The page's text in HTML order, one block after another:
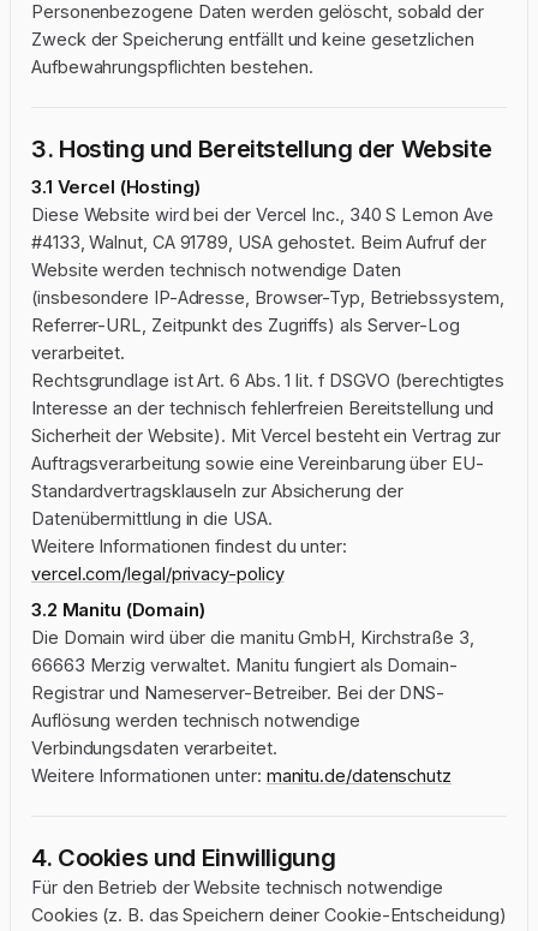
Personenbezogene Daten werden gelöscht, sobald der
Zweck der Speicherung entfällt und keine gesetzlichen
Aufbewahrungspflichten bestehen.
3. Hosting und Bereitstellung der Website
3.1 Vercel (Hosting)
Diese Website wird bei der Vercel Inc., 340 S Lemon Ave
#4133, Walnut, CA 91789, USA gehostet. Beim Aufruf der
Website werden technisch notwendige Daten
(insbesondere IP-Adresse, Browser-Typ, Betriebssystem,
Referrer-URL, Zeitpunkt des Zugriffs) als Server-Log
verarbeitet.
Rechtsgrundlage ist Art. 6 Abs. 1 lit. f DSGVO (berechtigtes
Interesse an der technisch fehlerfreien Bereitstellung und
Sicherheit der Website). Mit Vercel besteht ein Vertrag zur
Auftragsverarbeitung sowie eine Vereinbarung über EU-
Standardvertragsklauseln zur Absicherung der
Datenübermittlung in die USA.
Weitere Informationen findest du unter:
vercel.com/legal/privacy-policy
3.2 Manitu (Domain)
Die Domain wird über die manitu GmbH, Kirchstraße 3,
66663 Merzig verwaltet. Manitu fungiert als Domain-
Registrar und Nameserver-Betreiber. Bei der DNS-
Auflösung werden technisch notwendige
Verbindungsdaten verarbeitet.
Weitere Informationen unter: manitu.de/datenschutz
4. Cookies und Einwilligung
Für den Betrieb der Website technisch notwendige
Cookies (z. B. das Speichern deiner Cookie-Entscheidung)